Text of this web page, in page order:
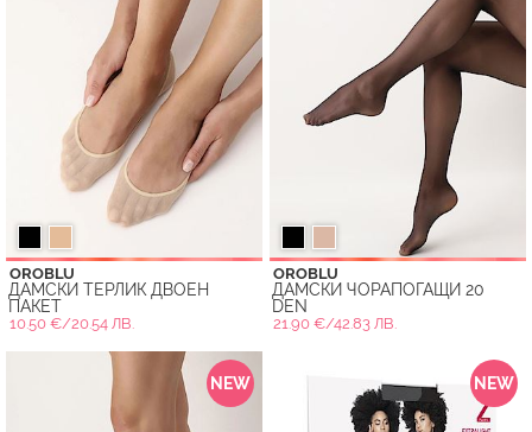
OROBLU
ДАМСКИ ТЕРЛИК ДВОЕН
ПАКЕТ
10.50 €/20.54 ЛВ.
OROBLU
ДАМСКИ ЧОРАПОГАЩИ 20
DEN
21.90 €/42.83 ЛВ.
NEW NEW